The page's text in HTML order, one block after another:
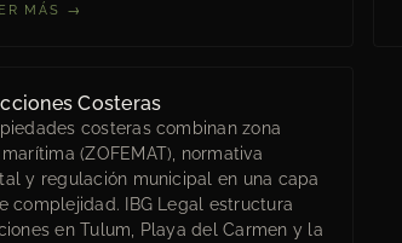
MÁS →
Costeras
costeras combinan zona
(ZOFEMAT), normativa
y regulación municipal en una capa
complejidad. IBG Legal estructura
en Tulum, Playa del Carmen y la